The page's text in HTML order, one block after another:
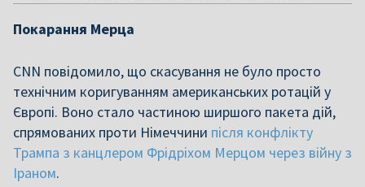
Покарання Мерца
CNN повідомило, що скасування не було просто
технічним коригуванням американських ротацій у
Європі. Воно стало частиною ширшого пакета дій,
спрямованих проти Німеччини після конфлікту
Трампа з канцлером Фрідріхом Мерцом через війну з
Іраном.